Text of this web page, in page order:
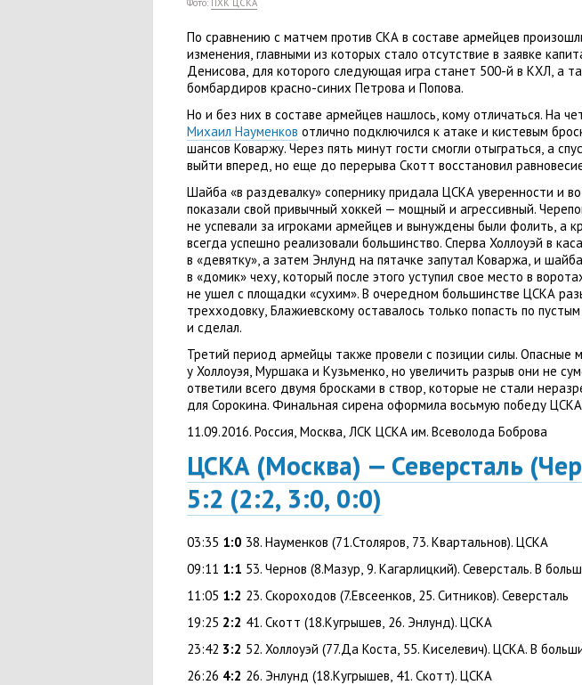
Фото: ПХК ЦСКА
По сравнению с матчем против СКА в составе армейцев
изменения, главными из которых стало отсутствие в заявке
Денисова, для которого следующая игра станет 500-й в КХЛ, а
бомбардиров красно-синих Петрова и Попова.
Но и без них в составе армейцев нашлось, кому отличаться. На
Михаил Науменков отлично подключился к атаке и кистевым
шансов Коваржу. Через пять минут гости смогли отыграться, а
выйти вперед, но еще до перерыва Скотт восстановил
Шайба «в раздевалку» сопернику придала ЦСКА уверенности и
показали свой привычный хоккей — мощный и агрессивный.
не успевали за игроками армейцев и вынуждены были фолить, а
всегда успешно реализовали большинство. Сперва Холлоуэй в
в «девятку», а затем Энлунд на пятачке запутал Коваржа, и
в «домик» чеху, который после этого уступил свое место в
не ушел с площадки «сухим». В очередном большинстве ЦСКА
трехходовку, Блажиевскому оставалось только попасть по
и сделал.
Третий период армейцы также провели с позиции силы. Опасные
у Холлоуэя, Муршака и Кузьменко, но увеличить разрыв они не
ответили всего двумя бросками в створ, которые не стали
для Сорокина. Финальная сирена оформила восьмую победу
11.09.2016. Россия, Москва, ЛСК ЦСКА им. Всеволода Боброва
ЦСКА (Москва) — Северсталь (
5:2 (2:2, 3:0, 0:0)
03:35 1:0 38. Науменков (71.Столяров, 73. Квартальнов). ЦСКА
09:11 1:1 53. Чернов (8.Мазур, 9. Кагарлицкий). Северсталь. В
11:05 1:2 23. Скороходов (7.Евсеенков, 25. Ситников). Северсталь
19:25 2:2 41. Скотт (18.Кугрышев, 26. Энлунд). ЦСКА
23:42 3:2 52. Холлоуэй (77.Да Коста, 55. Киселевич). ЦСКА. В
26:26 4:2 26. Энлунд (18.Кугрышев, 41. Скотт). ЦСКА